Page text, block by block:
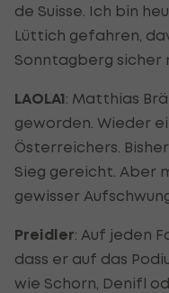
de Suisse. Ich bin
Lüttich gefahren,
Sonntagberg sicher
LAOLA1: Matthias
geworden. Wieder
Österreichers.
Sieg gereicht. Aber
gewisser
Preidler: Auf jeden
dass er auf das
wie Schorn, Denifl